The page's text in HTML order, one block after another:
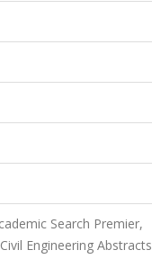
Search Premier,
Engineering Abstracts